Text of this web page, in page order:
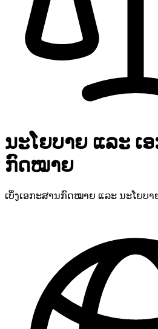
ນະໂຍບາຍ ແລະ ເ
ກົດໝາຍ
ເບິ່ງເອກະສານກົດໝາຍ ແລະ ນະໂຍບ